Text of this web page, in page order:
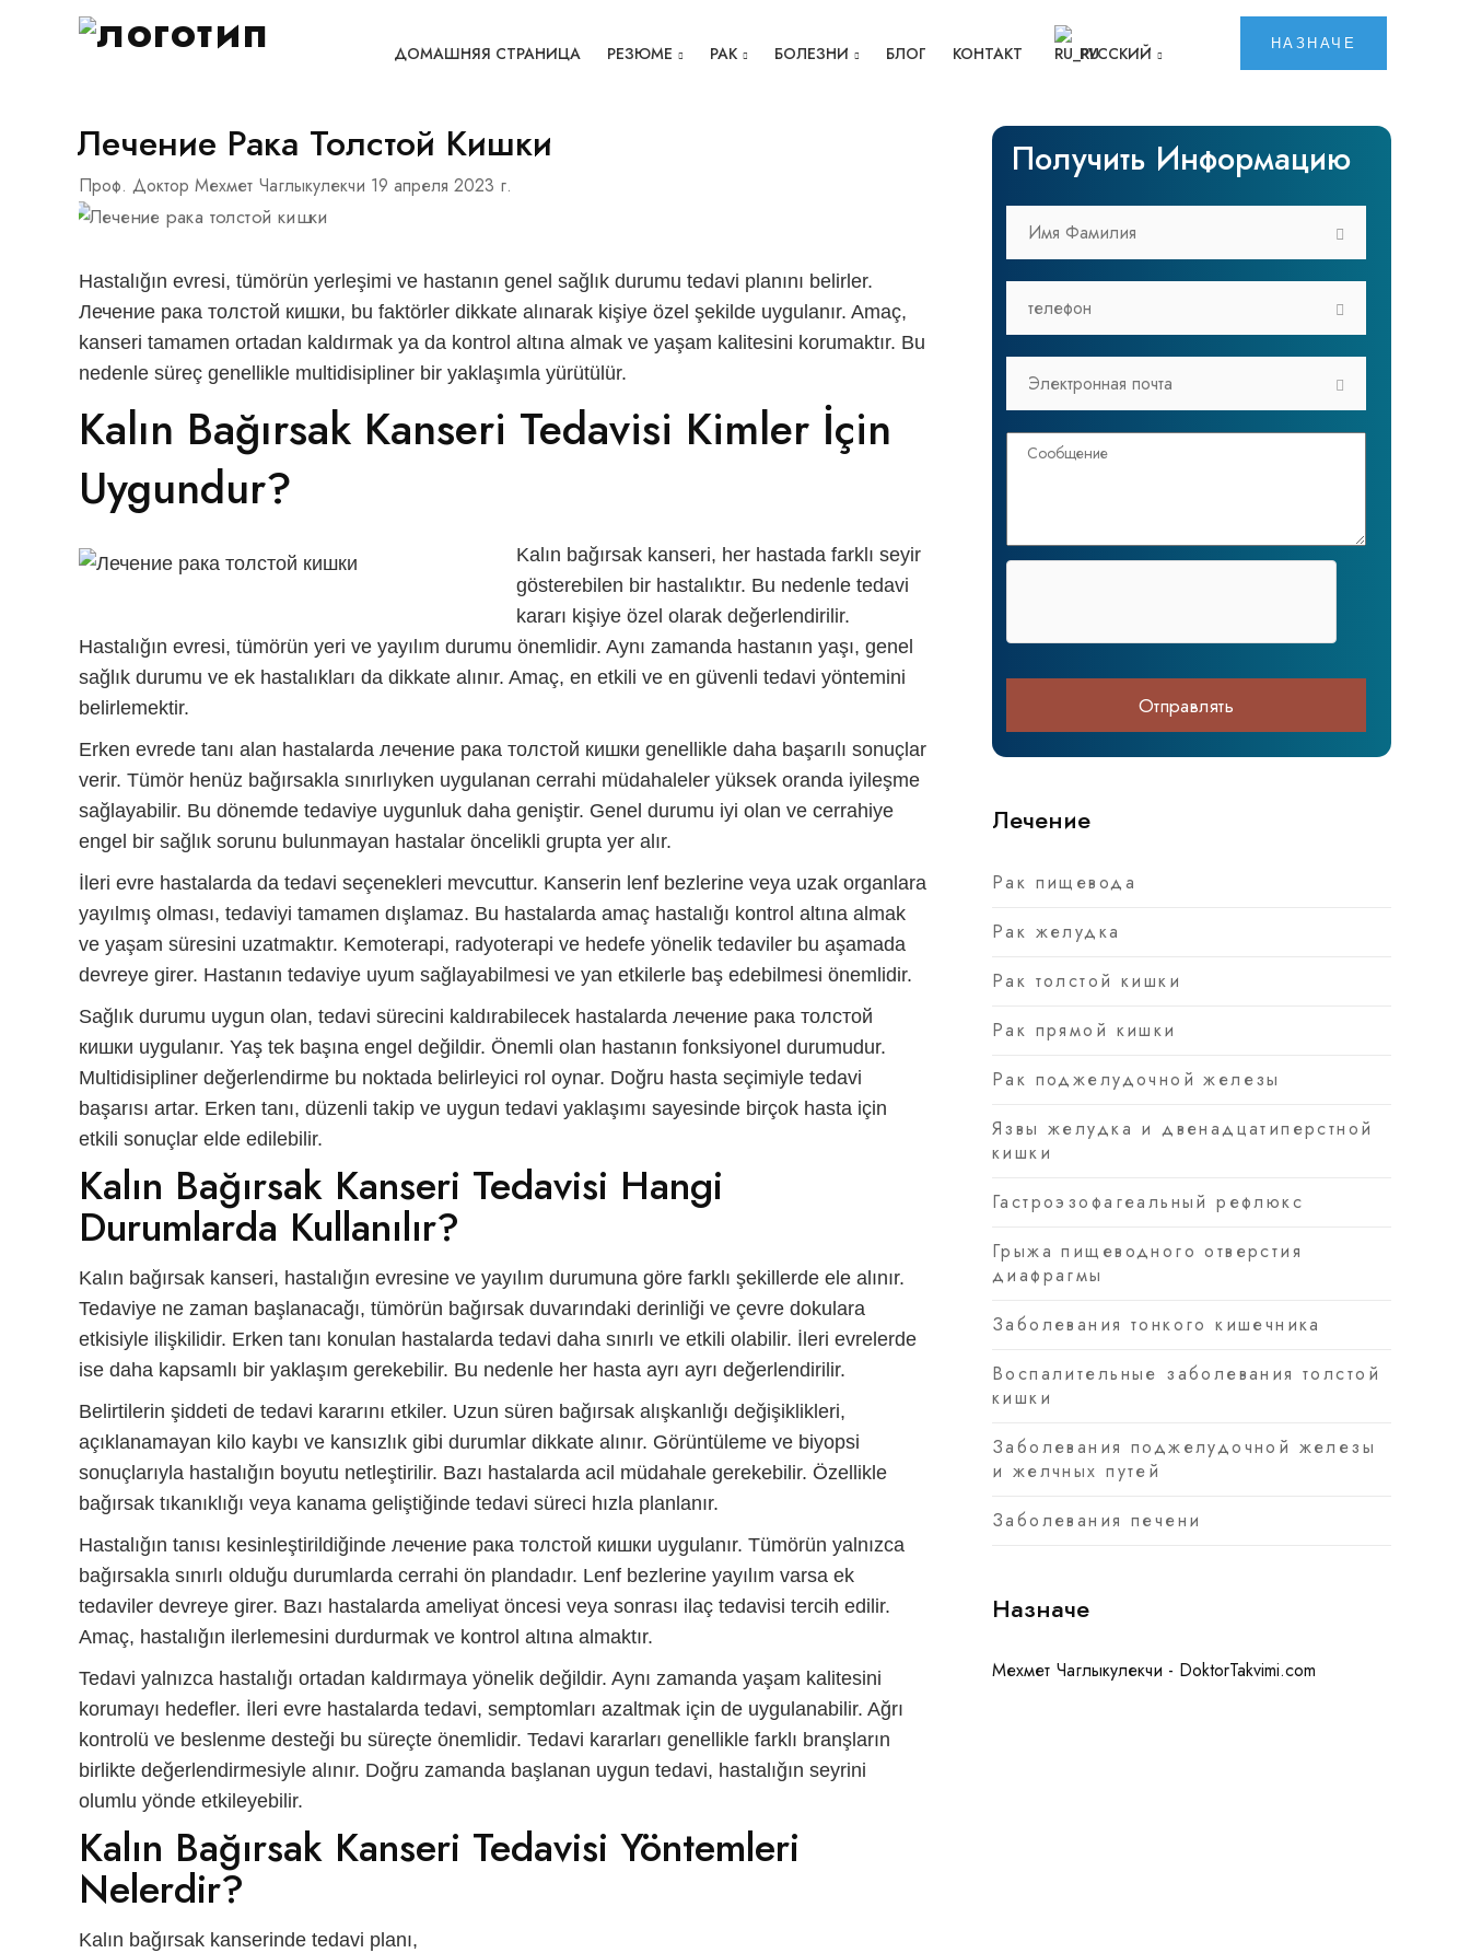
ДОМАШНЯЯ СТРАНИЦА РЕЗЮМЕ РАК БОЛЕЗНИ БЛОГ КОНТАКТ РУССКИЙ НАЗНАЧЕ
Лечение Рака Толстой Кишки
Проф. Доктор Мехмет Чаглыкулекчи 19 апреля 2023 г.
Hastalığın evresi, tümörün yerleşimi ve hastanın genel sağlık durumu tedavi planını belirler.
Лечение рака толстой кишки, bu faktörler dikkate alınarak kişiye özel şekilde uygulanır. Amaç,
kanseri tamamen ortadan kaldırmak ya da kontrol altına almak ve yaşam kalitesini korumaktır. Bu
nedenle süreç genellikle multidisipliner bir yaklaşımla yürütülür.
Kalın Bağırsak Kanseri Tedavisi Kimler İçin
Uygundur?
Kalın bağırsak kanseri, her hastada farklı seyir
gösterebilen bir hastalıktır. Bu nedenle tedavi
kararı kişiye özel olarak değerlendirilir.
Hastalığın evresi, tümörün yeri ve yayılım durumu önemlidir. Aynı zamanda hastanın yaşı, genel
sağlık durumu ve ek hastalıkları da dikkate alınır. Amaç, en etkili ve en güvenli tedavi yöntemini
belirlemektir.
Erken evrede tanı alan hastalarda лечение рака толстой кишки genellikle daha başarılı sonuçlar
verir. Tümör henüz bağırsakla sınırlıyken uygulanan cerrahi müdahaleler yüksek oranda iyileşme
sağlayabilir. Bu dönemde tedaviye uygunluk daha geniştir. Genel durumu iyi olan ve cerrahiye
engel bir sağlık sorunu bulunmayan hastalar öncelikli grupta yer alır.
İleri evre hastalarda da tedavi seçenekleri mevcuttur. Kanserin lenf bezlerine veya uzak organlara
yayılmış olması, tedaviyi tamamen dışlamaz. Bu hastalarda amaç hastalığı kontrol altına almak
ve yaşam süresini uzatmaktır. Kemoterapi, radyoterapi ve hedefe yönelik tedaviler bu aşamada
devreye girer. Hastanın tedaviye uyum sağlayabilmesi ve yan etkilerle baş edebilmesi önemlidir.
Sağlık durumu uygun olan, tedavi sürecini kaldırabilecek hastalarda лечение рака толстой
кишки uygulanır. Yaş tek başına engel değildir. Önemli olan hastanın fonksiyonel durumudur.
Multidisipliner değerlendirme bu noktada belirleyici rol oynar. Doğru hasta seçimiyle tedavi
başarısı artar. Erken tanı, düzenli takip ve uygun tedavi yaklaşımı sayesinde birçok hasta için
etkili sonuçlar elde edilebilir.
Kalın Bağırsak Kanseri Tedavisi Hangi
Durumlarda Kullanılır?
Kalın bağırsak kanseri, hastalığın evresine ve yayılım durumuna göre farklı şekillerde ele alınır.
Tedaviye ne zaman başlanacağı, tümörün bağırsak duvarındaki derinliği ve çevre dokulara
etkisiyle ilişkilidir. Erken tanı konulan hastalarda tedavi daha sınırlı ve etkili olabilir. İleri evrelerde
ise daha kapsamlı bir yaklaşım gerekebilir. Bu nedenle her hasta ayrı ayrı değerlendirilir.
Belirtilerin şiddeti de tedavi kararını etkiler. Uzun süren bağırsak alışkanlığı değişiklikleri,
açıklanamayan kilo kaybı ve kansızlık gibi durumlar dikkate alınır. Görüntüleme ve biyopsi
sonuçlarıyla hastalığın boyutu netleştirilir. Bazı hastalarda acil müdahale gerekebilir. Özellikle
bağırsak tıkanıklığı veya kanama geliştiğinde tedavi süreci hızla planlanır.
Hastalığın tanısı kesinleştirildiğinde лечение рака толстой кишки uygulanır. Tümörün yalnızca
bağırsakla sınırlı olduğu durumlarda cerrahi ön plandadır. Lenf bezlerine yayılım varsa ek
tedaviler devreye girer. Bazı hastalarda ameliyat öncesi veya sonrası ilaç tedavisi tercih edilir.
Amaç, hastalığın ilerlemesini durdurmak ve kontrol altına almaktır.
Tedavi yalnızca hastalığı ortadan kaldırmaya yönelik değildir. Aynı zamanda yaşam kalitesini
korumayı hedefler. İleri evre hastalarda tedavi, semptomları azaltmak için de uygulanabilir. Ağrı
kontrolü ve beslenme desteği bu süreçte önemlidir. Tedavi kararları genellikle farklı branşların
birlikte değerlendirmesiyle alınır. Doğru zamanda başlanan uygun tedavi, hastalığın seyrini
olumlu yönde etkileyebilir.
Kalın Bağırsak Kanseri Tedavisi Yöntemleri
Nelerdir?
Kalın bağırsak kanserinde tedavi planı,
Получить Информацию
Лечение
Рак пищевода
Рак желудка
Рак толстой кишки
Рак прямой кишки
Рак поджелудочной железы
Язвы желудка и двенадцатиперстной
кишки
Гастроэзофагеальный рефлюкс
Грыжа пищеводного отверстия
диафрагмы
Заболевания тонкого кишечника
Воспалительные заболевания толстой
кишки
Заболевания поджелудочной железы
и желчных путей
Заболевания печени
Назначе
Мехмет Чаглыкулекчи - DoktorTakvimi.com